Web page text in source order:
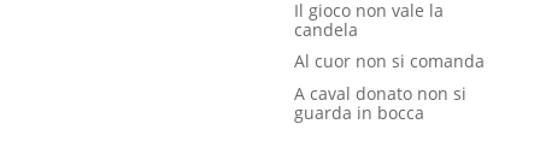
Il gioco non vale la
candela
Al cuor non si comanda
A caval donato non si
guarda in bocca